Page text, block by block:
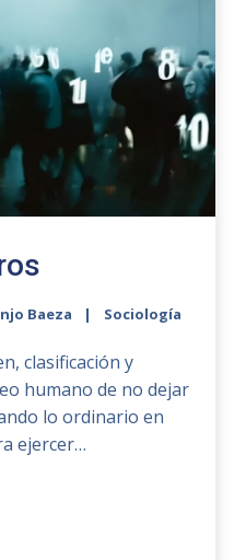
Baeza Sociología
clasificación y
humano de no dejar
lo ordinario en
ejercer…